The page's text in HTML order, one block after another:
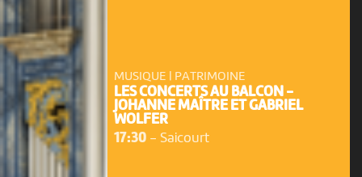
MUSIQUE | PATRIMOINE
LES CONCERTS AU BALCON -
JOHANNE MAÎTRE ET GABRIEL
WOLFER
17:30- Saicourt